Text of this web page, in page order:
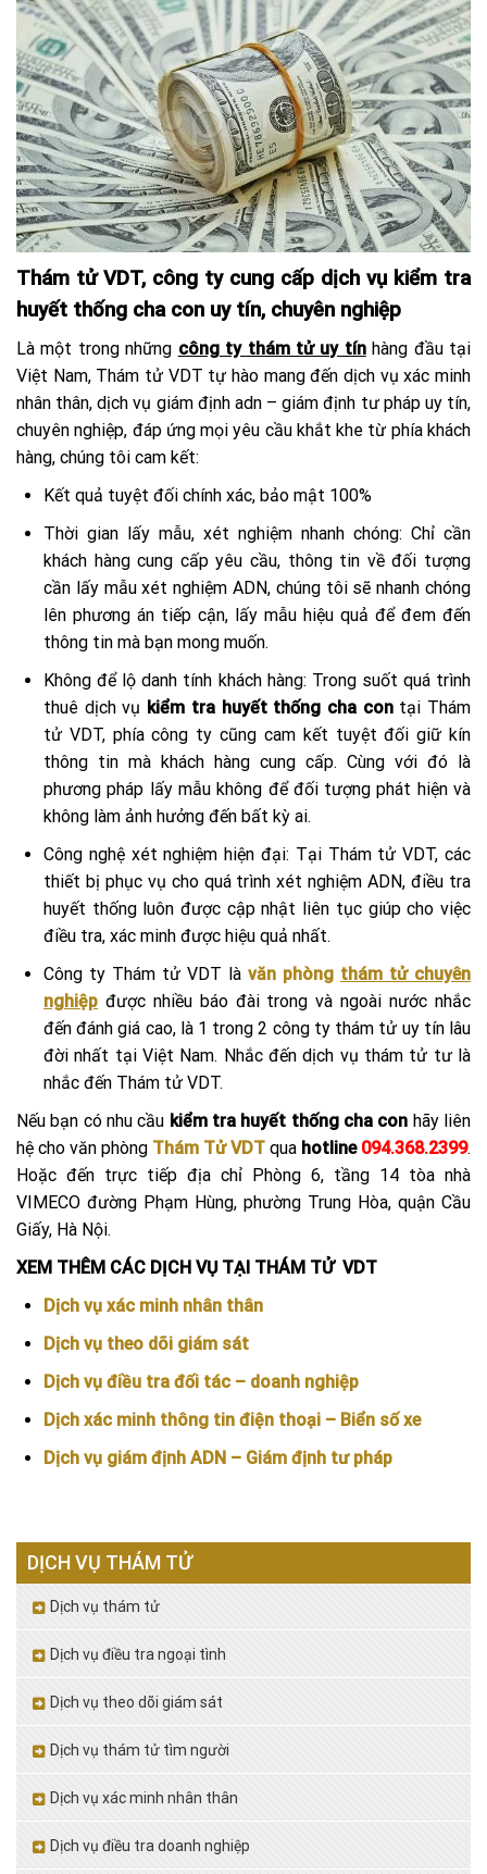
Thám tử VDT, công ty cung cấp dịch vụ kiểm tra
huyết thống cha con uy tín, chuyên nghiệp
Là một trong những công ty thám tử uy tínhàng đầu tại
Việt Nam, Thám tử VDT tự hào mang đến dịch vụ xác minh
nhân thân, dịch vụ giám định adn – giám định tư pháp uy tín,
chuyên nghiệp, đáp ứng mọi yêu cầu khắt khe từ phía khách
hàng, chúng tôi cam kết:
Kết quả tuyệt đối chính xác, bảo mật 100%
Thời gian lấy mẫu, xét nghiệm nhanh chóng: Chỉ cần
khách hàng cung cấp yêu cầu, thông tin về đối tượng
cần lấy mẫu xét nghiệm ADN, chúng tôi sẽ nhanh chóng
lên phương án tiếp cận, lấy mẫu hiệu quả để đem đến
thông tin mà bạn mong muốn.
Không để lộ danh tính khách hàng: Trong suốt quá trình
thuê dịch vụ kiểm tra huyết thống cha contại Thám
tử VDT, phía công ty cũng cam kết tuyệt đối giữ kín
thông tin mà khách hàng cung cấp. Cùng với đó là
phương pháp lấy mẫu không để đối tượng phát hiện và
không làm ảnh hưởng đến bất kỳ ai.
Công nghệ xét nghiệm hiện đại: Tại Thám tử VDT, các
thiết bị phục vụ cho quá trình xét nghiệm ADN, điều tra
huyết thống luôn được cập nhật liên tục giúp cho việc
điều tra, xác minh được hiệu quả nhất.
Công ty Thám tử VDT là văn phòng thám tử chuyên
nghiệp được nhiều báo đài trong và ngoài nước nhắc
đến đánh giá cao, là 1 trong 2 công ty thám tử uy tín lâu
đời nhất tại Việt Nam. Nhắc đến dịch vụ thám tử tư là
nhắc đến Thám tử VDT.
Nếu bạn có nhu cầu kiểm tra huyết thống cha con hãy liên
hệ cho văn phòng Thám Tử VDT qua hotline 094.368.2399.
Hoặc đến trực tiếp địa chỉ Phòng 6, tầng 14 tòa nhà
VIMECO đường Phạm Hùng, phường Trung Hòa, quận Cầu
Giấy, Hà Nội.
XEM THÊM CÁC DỊCH VỤ TẠI THÁM TỬ VDT
Dịch vụ xác minh nhân thân
Dịch vụ theo dõi giám sát
Dịch vụ điều tra đối tác – doanh nghiệp
Dịch xác minh thông tin điện thoại – Biển số xe
Dịch vụ giám định ADN – Giám định tư pháp
DỊCH VỤ THÁM TỬ
Dịch vụ thám tử
Dịch vụ điều tra ngoại tình
Dịch vụ theo dõi giám sát
Dịch vụ thám tử tìm người
Dịch vụ xác minh nhân thân
Dịch vụ điều tra doanh nghiệp